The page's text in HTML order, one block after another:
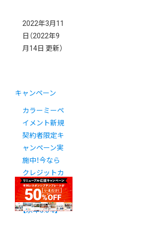
2022年3月11
日 （2022年9
月14日 更新）
キャンペーン
カラーミーペ
イメント新規
契約者限定キ
ャンペーン実
施中！今なら
クレジットカ
ード決済の決
済手数料が
【永年3.8%】